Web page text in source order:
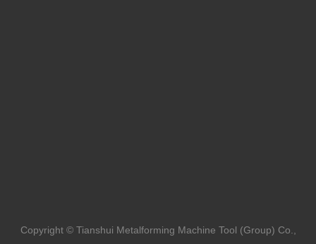
Copyright © Tianshui Metalforming Machine Tool (Group) Co.,